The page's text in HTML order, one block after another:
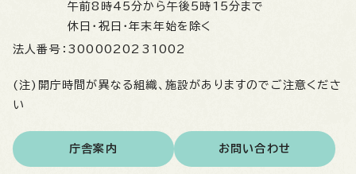
午前8時45分から午後5時15分まで
休日・祝日・年末年始を除く
法人番号： 3000020231002
(注)開庁時間が異なる組織、施設がありますのでご注意くださ
い
庁舎案内 お問い合わせ